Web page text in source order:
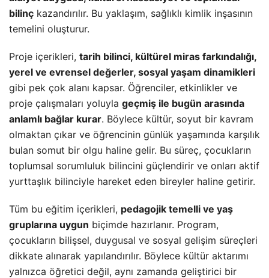
bilinç kazandırılır. Bu yaklaşım, sağlıklı kimlik inşasının
temelini oluşturur.
Proje içerikleri, tarih bilinci, kültürel miras farkındalığı,
yerel ve evrensel değerler, sosyal yaşam dinamikleri
gibi pek çok alanı kapsar. Öğrenciler, etkinlikler ve
proje çalışmaları yoluyla geçmiş ile bugün arasında
anlamlı bağlar kurar. Böylece kültür, soyut bir kavram
olmaktan çıkar ve öğrencinin günlük yaşamında karşılık
bulan somut bir olgu haline gelir. Bu süreç, çocukların
toplumsal sorumluluk bilincini güçlendirir ve onları aktif
yurttaşlık bilinciyle hareket eden bireyler haline getirir.
Tüm bu eğitim içerikleri, pedagojik temelli ve yaş
gruplarına uygun biçimde hazırlanır. Program,
çocukların bilişsel, duygusal ve sosyal gelişim süreçleri
dikkate alınarak yapılandırılır. Böylece kültür aktarımı
yalnızca öğretici değil, aynı zamanda geliştirici bir